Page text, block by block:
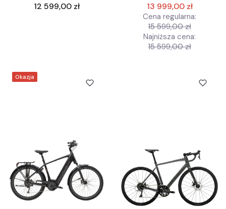
Cena
12 599,00 zł 13 999,00 zł
Cena regularna:
15 599,00 zł
Najniższa cena:
15 599,00 zł
Okazja